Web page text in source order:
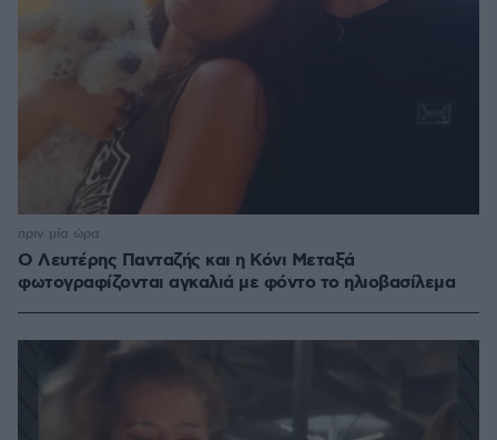
Ο Λευτέρης Πανταζής και η Κόνι Μεταξά
φωτογραφίζονται αγκαλιά με φόντο το ηλιοβασίλεμα
πριν μία ώρα